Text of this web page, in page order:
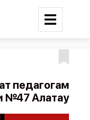
педагогам
№47 Алатау